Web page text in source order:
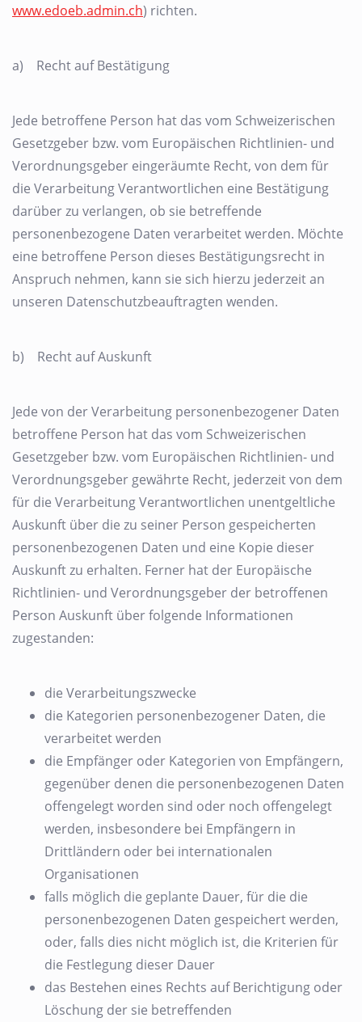
www.edoeb.admin.ch) richten.
a) Recht auf Bestätigung
Jede betroffene Person hat das vom Schweizerischen
Gesetzgeber bzw. vom Europäischen Richtlinien- und
Verordnungsgeber eingeräumte Recht, von dem für
die Verarbeitung Verantwortlichen eine Bestätigung
darüber zu verlangen, ob sie betreffende
personenbezogene Daten verarbeitet werden. Möchte
eine betroffene Person dieses Bestätigungsrecht in
Anspruch nehmen, kann sie sich hierzu jederzeit an
unseren Datenschutzbeauftragten wenden.
b) Recht auf Auskunft
Jede von der Verarbeitung personenbezogener Daten
betroffene Person hat das vom Schweizerischen
Gesetzgeber bzw. vom Europäischen Richtlinien- und
Verordnungsgeber gewährte Recht, jederzeit von dem
für die Verarbeitung Verantwortlichen unentgeltliche
Auskunft über die zu seiner Person gespeicherten
personenbezogenen Daten und eine Kopie dieser
Auskunft zu erhalten. Ferner hat der Europäische
Richtlinien- und Verordnungsgeber der betroffenen
Person Auskunft über folgende Informationen
zugestanden:
die Verarbeitungszwecke
die Kategorien personenbezogener Daten, die
verarbeitet werden
die Empfänger oder Kategorien von Empfängern,
gegenüber denen die personenbezogenen Daten
offengelegt worden sind oder noch offengelegt
werden, insbesondere bei Empfängern in
Drittländern oder bei internationalen
Organisationen
falls möglich die geplante Dauer, für die die
personenbezogenen Daten gespeichert werden,
oder, falls dies nicht möglich ist, die Kriterien für
die Festlegung dieser Dauer
das Bestehen eines Rechts auf Berichtigung oder
Löschung der sie betreffenden